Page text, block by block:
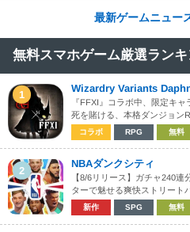
最新ゲームニュー
無料スマホゲーム厳選ラン
1
Wizardry Variants
『FFXI』コラボ中、限定キ
死を賭ける、本格ダンジョン
コラボ RPG 無料
2
NBAダンクシティ
【8/6リリース】ガチャ240
ターで魅せる爽快ストリート
新作 SPG 無料